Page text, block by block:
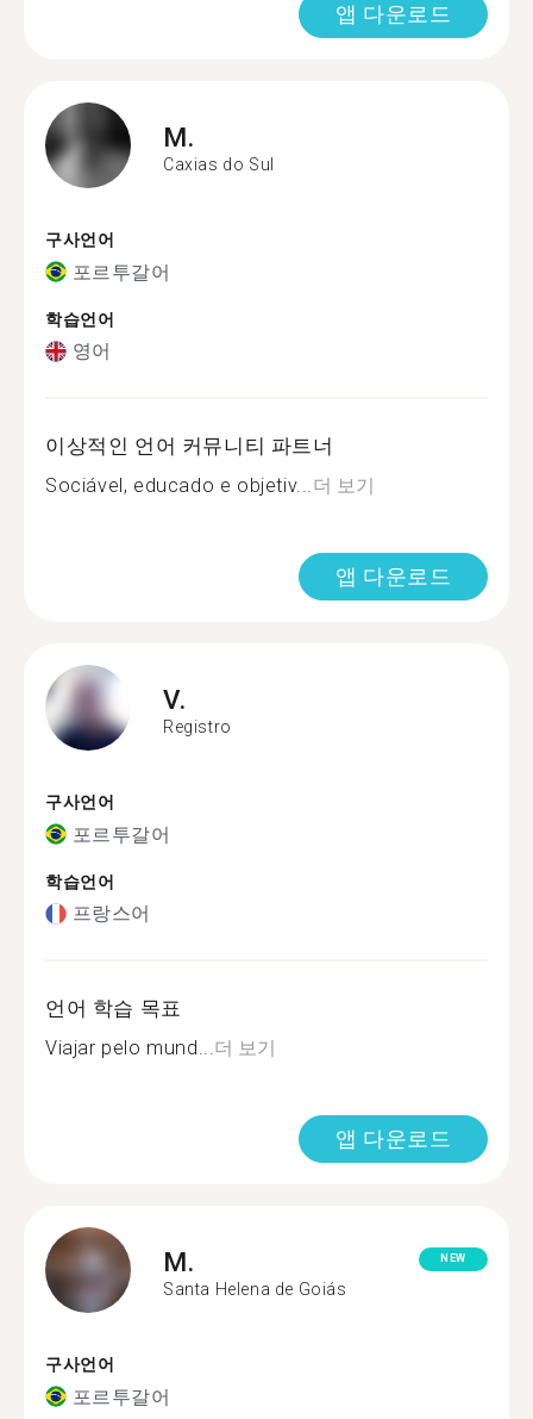
앱 다운로드
M.
Caxias do Sul
구사언어
포르투갈어
학습언어
영어
이상적인 언어 커뮤니티 파트너
Sociável, educado e objetiv...더 보기
앱 다운로드
V.
Registro
구사언어
포르투갈어
학습언어
프랑스어
언어 학습 목표
Viajar pelo mund...더 보기
앱 다운로드
M.
Santa Helena de Goiás
NEW
구사언어
포르투갈어